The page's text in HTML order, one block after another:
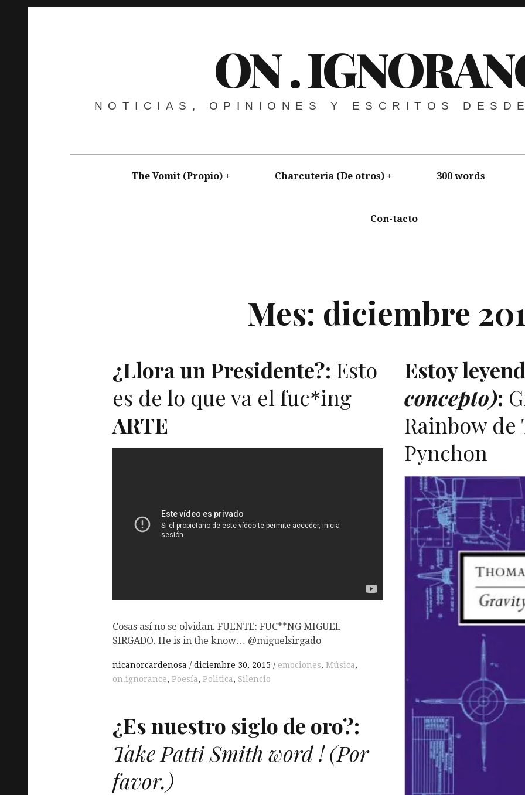
ON .
NOTICIAS, OPINIONES Y ESCRITOS
The Vomit (Propio) Charcuteria (De otros) 300 words
Con-tacto
Mes: diciembre
¿Llora un Presidente?: Esto
es de lo que va el fuc*ing
ARTE
Cosas así no se olvidan. FUENTE: FUC**NG MIGUEL
SIRGADO. He is in the know… @miguelsirgado
nicanorcardenosa diciembre 30, 2015 emociones, Música,
on.ignorance, Poesía, Politica, Silencio
Estoy
concepto):
Rainbow de
Pynchon
¿Es nuestro siglo de oro?:
Take Patti Smith word ! (Por
favor.)